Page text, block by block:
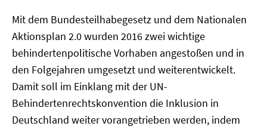
Mit dem Bundesteilhabegesetz und dem Nationalen
Aktionsplan 2.0 wurden 2016 zwei wichtige
behindertenpolitische Vorhaben angestoßen und in
den Folgejahren umgesetzt und weiterentwickelt.
Damit soll im Einklang mit der UN-
Behindertenrechtskonvention die Inklusion in
Deutschland weiter vorangetrieben werden, indem